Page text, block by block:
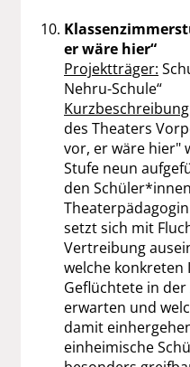
er wäre hier“
Projektträger:
Nehru-Schule“
des Theaters
vor, er wäre hier"
Stufe neun
den
setzt sich mit
Vertreibung
welche
Geflüchtete in
erwarten und
damit
einheimische